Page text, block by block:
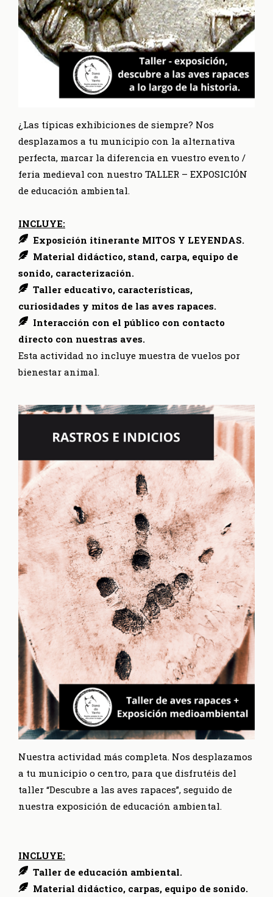
¿Las típicas exhibiciones de siempre? Nos
desplazamos a tu municipio con la alternativa
perfecta, marcar la diferencia en vuestro evento /
feria medieval con nuestro TALLER – EXPOSICIÓN
de educación ambiental.
INCLUYE:
Exposición itinerante MITOS Y LEYENDAS.
Material didáctico, stand, carpa, equipo de
sonido, caracterización.
Taller educativo, características,
curiosidades y mitos de las aves rapaces.
Interacción con el público con contacto
directo con nuestras aves.
Esta actividad no incluye muestra de vuelos por
bienestar animal.
Nuestra actividad más completa. Nos desplazamos
a tu municipio o centro, para que disfrutéis del
taller “Descubre a las aves rapaces”, seguido de
nuestra exposición de educación ambiental.
INCLUYE:
Taller de educación ambiental.
Material didáctico, carpas, equipo de sonido.